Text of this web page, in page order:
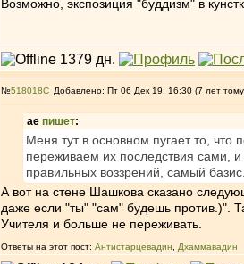
Возможно, экспозиция "буддизм" в
№518018 Добавлено: Пт 06 Дек 19, 16:30 (7 лет
ae пишет:
Меня тут в основном пугает то, что
переживаем их последствия сами, и
правильных воззрений, самый
А вот на стене Шашкова сказано
даже если "ты" "сам" будешь против.)".
Учителя и больше не переживать.
Ответы на этот пост: Антистарцевадин Дхаммавадин